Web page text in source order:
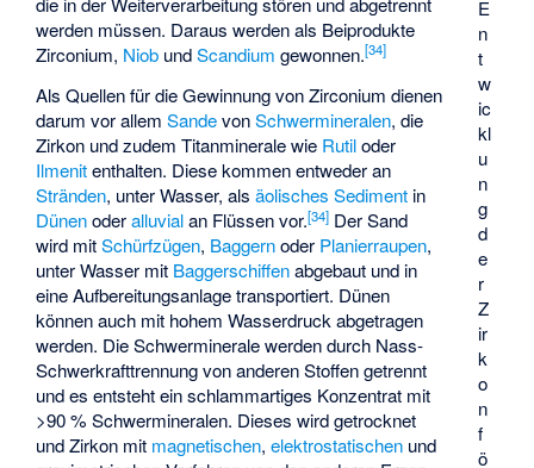
E
n
t
w
ic
kl
u
n
g
d
e
r
Z
ir
k
o
n
f
ö
werden müssen. Daraus werden als Beiprodukte
Zirconium, Niob undScandium gewonnen.[34]
Als Quellen für die Gewinnung von Zirconium dienen
darum vor allemSandevonSchwermineralen, die
Zirkon und zudem Titanminerale wie Rutiloder
Ilmenitenthalten. Diese kommen entweder an
Stränden, unter Wasser, alsäolisches Sediment in
Dünenoderalluvialan Flüssen vor.[34] Der Sand
wird mitSchürfzügen, Baggernoder Planierraupen,
unter Wasser mit Baggerschiffenabgebaut und in
eine Aufbereitungsanlage transportiert. Dünen
können auch mit hohem Wasserdruck abgetragen
werden. Die Schwerminerale werden durch Nass-
Schwerkrafttrennung von anderen Stoffen getrennt
und es entsteht ein schlammartiges Konzentrat mit
>90 % Schwermineralen. Dieses wird getrocknet
und Zirkon mit magnetischen,elektrostatischen und